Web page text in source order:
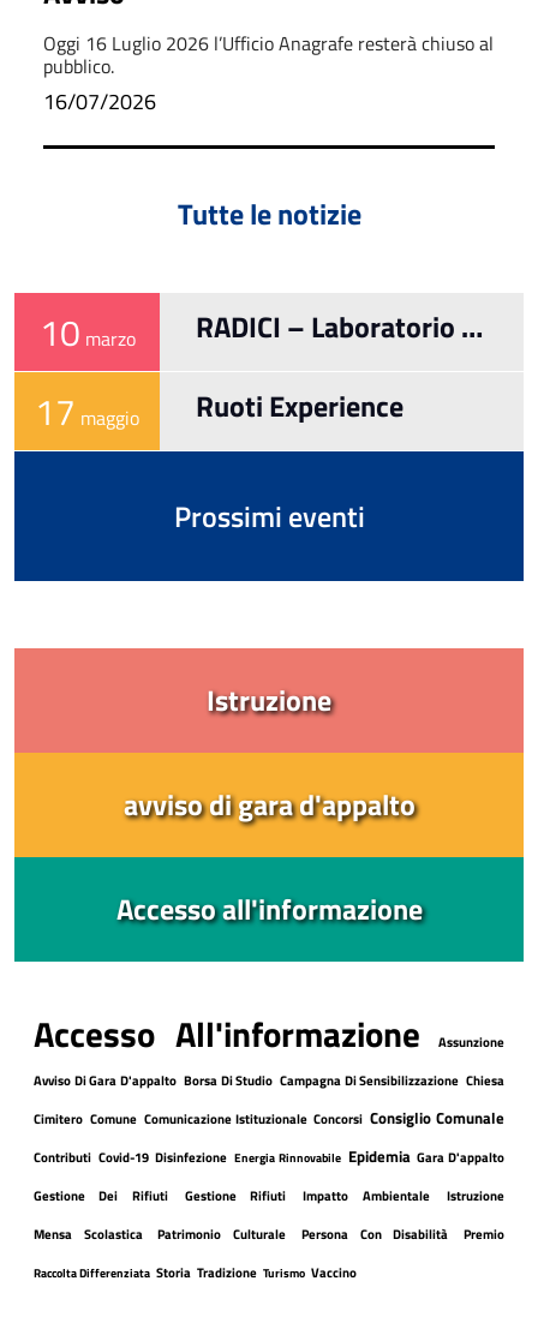
Oggi 16 Luglio 2026 l’Ufficio Anagrafe resterà chiuso al
pubblico.
16/07/2026
Tutte le notizie
10 marzo RADICI – Laboratorio di
17 maggio Ruoti Experience
Prossimi eventi
Istruzione
avviso di gara d'appalto
Accesso all'informazione
Accesso All'informazione
Assunzione
Avviso Di Gara D'appalto Borsa Di Studio Campagna Di Sensibilizzazione Chiesa
Cimitero Comune Comunicazione Istituzionale Concorsi Consiglio Comunale
Contributi Covid-19 Disinfezione Energia Rinnovabile Epidemia Gara D'appalto
Gestione Dei Rifiuti
Gestione Rifiuti Impatto Ambientale
Istruzione
Mensa Scolastica
Patrimonio Culturale Persona Con Disabilità Premio
Raccolta Differenziata Storia Tradizione Turismo Vaccino